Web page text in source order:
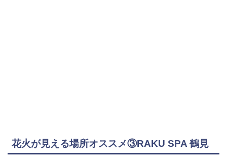
花火が見える場所オススメ③RAKU SPA 鶴見